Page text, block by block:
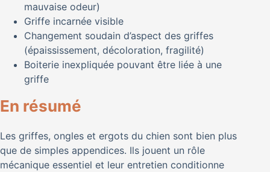
mauvaise odeur)
Griffe incarnée visible
Changement soudain d’aspect des griffes
(épaississement, décoloration, fragilité)
Boiterie inexpliquée pouvant être liée à une
griffe
En résumé
Les griffes, ongles et ergots du chien sont bien plus
que de simples appendices. Ils jouent un rôle
mécanique essentiel et leur entretien conditionne